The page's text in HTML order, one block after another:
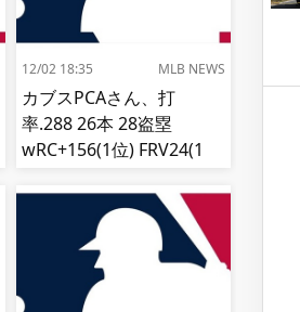
12/02 18:35 MLB NEWS
カブスPCAさん、打
率.288 26本 28盗塁
wRC+156(1位) FRV24(1